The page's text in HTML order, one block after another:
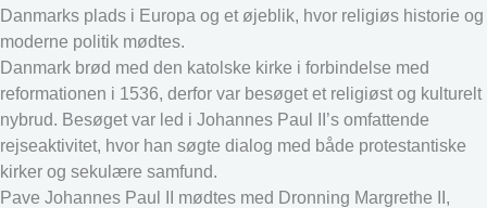
Danmarks plads i Europa og et øjeblik, hvor religiøs historie og
moderne politik mødtes.
Danmark brød med den katolske kirke i forbindelse med
reformationen i 1536, derfor var besøget et religiøst og kulturelt
nybrud. Besøget var led i Johannes Paul II’s omfattende
rejseaktivitet, hvor han søgte dialog med både protestantiske
kirker og sekulære samfund.
Pave Johannes Paul II mødtes med Dronning Margrethe II,